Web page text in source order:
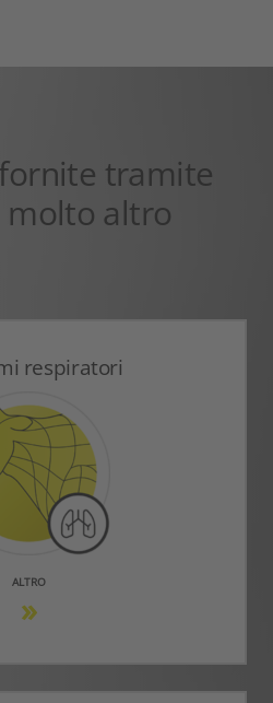
fornite tramite
molto altro
respiratori
ALTRO